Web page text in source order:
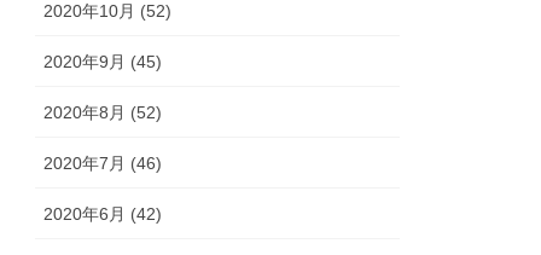
2020年10月 (52)
2020年9月 (45)
2020年8月 (52)
2020年7月 (46)
2020年6月 (42)